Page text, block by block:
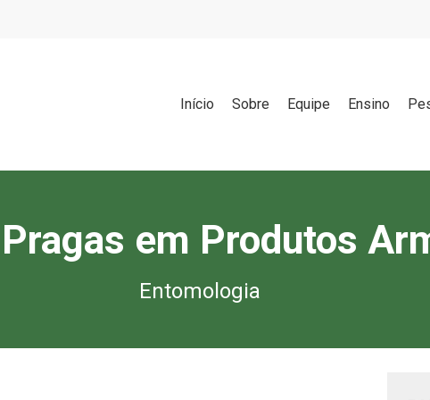
Início Sobre Equipe Ensino
em Produtos
Entomologia